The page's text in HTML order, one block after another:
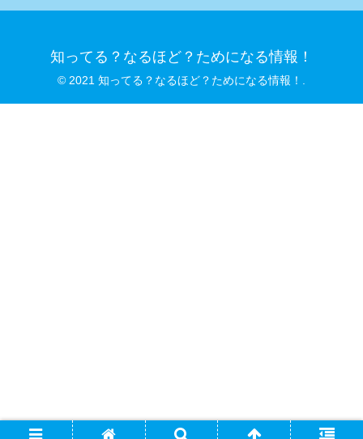
知ってる？なるほど？ためになる情報！
© 2021 知ってる？なるほど？ためになる情報！.